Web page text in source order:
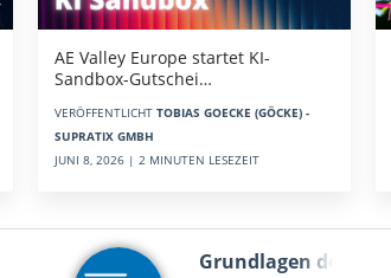
AE Valley Europe startet KI-
Sandbox-Gutschei…
VERÖFFENTLICHT TOBIAS GOECKE (GÖCKE) -
SUPRATIX GMBH
JUNI 8, 2026 | 2 MINUTEN LESEZEIT
Grundlagen der …